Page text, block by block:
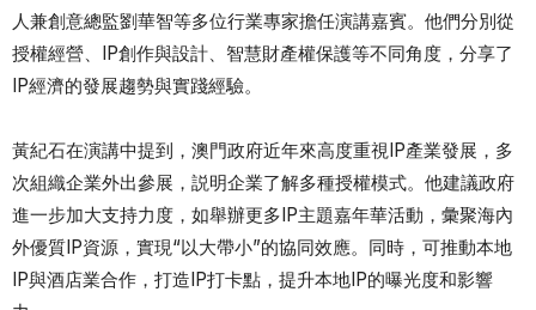
人兼創意總監劉華智等多位行業專家擔任演講嘉賓。他們分別從
授權經營、IP創作與設計、智慧財產權保護等不同角度，分享了
IP經濟的發展趨勢與實踐經驗。
黃紀石在演講中提到，澳門政府近年來高度重視IP產業發展，多
次組織企業外出參展，説明企業了解多種授權模式。他建議政府
進一步加大支持力度，如舉辦更多IP主題嘉年華活動，彙聚海內
外優質IP資源，實現“以大帶小”的協同效應。同時，可推動本地
IP與酒店業合作，打造IP打卡點，提升本地IP的曝光度和影響